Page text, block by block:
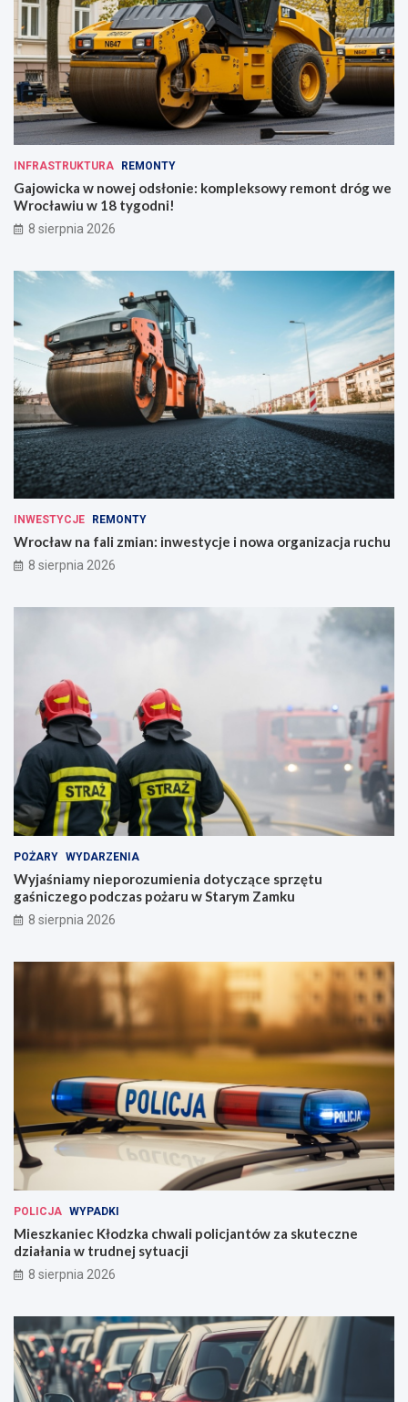
INFRASTRUKTURA REMONTY
Gajowicka w nowej odsłonie: kompleksowy remont dróg we
Wrocławiu w 18 tygodni!
8 sierpnia 2026
INWESTYCJE REMONTY
Wrocław na fali zmian: inwestycje i nowa organizacja ruchu
8 sierpnia 2026
POŻARY WYDARZENIA
Wyjaśniamy nieporozumienia dotyczące sprzętu
gaśniczego podczas pożaru w Starym Zamku
8 sierpnia 2026
POLICJA WYPADKI
Mieszkaniec Kłodzka chwali policjantów za skuteczne
działania w trudnej sytuacji
8 sierpnia 2026